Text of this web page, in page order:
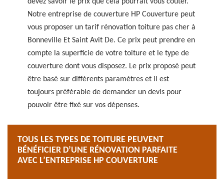
Notre entreprise de couverture HP Couverture peut
vous proposer un tarif rénovation toiture pas cher à
Bonneville Et Saint Avit De. Ce prix peut prendre en
compte la superficie de votre toiture et le type de
couverture dont vous disposez. Le prix proposé peut
être basé sur différents paramètres et il est
toujours préférable de demander un devis pour
pouvoir être fixé sur vos dépenses.
TOUS LES TYPES DE TOITURE PEUVENT
BÉNÉFICIER D’UNE RÉNOVATION PARFAITE
AVEC L’ENTREPRISE HP COUVERTURE